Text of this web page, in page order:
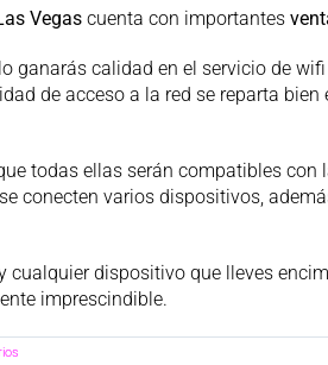
Vegas cuenta con importantes
ganarás calidad en el servicio de
de acceso a la red se reparta
todas ellas serán compatibles con
conecten varios dispositivos,
cualquier dispositivo que lleves
imprescindible.